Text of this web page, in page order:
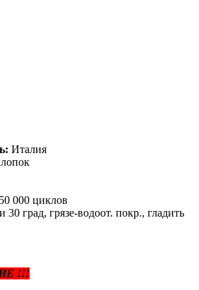
Италия
50 000 циклов
30 град, грязе-водоот. покр., гладить
!!!